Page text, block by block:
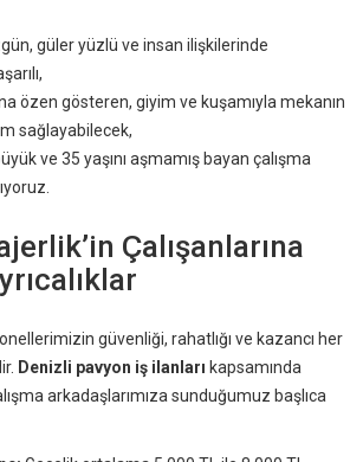
güler yüzlü ve insan ilişkilerinde
özen gösteren, giyim ve kuşamıyla mekanın
sağlayabilecek,
ve 35 yaşını aşmamış bayan çalışma
Çalışanlarına
güvenliği, rahatlığı ve kazancı her
Denizli pavyon iş ilanları kapsamında
arkadaşlarımıza sunduğumuz başlıca